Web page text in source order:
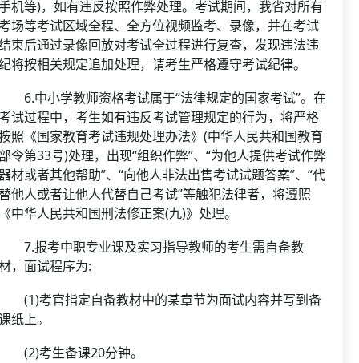
机等)，如有违反按照作弊处理。考试期间，我省对所有
场等考试区域全程、全方位视频监考、录像，并在考试
束后通过录像回放对考试全过程进行复查，发现违法违
将按相关规定追加处理，请考生严格遵守考试纪律。
中小学教师资格考试属于“法律规定的国家考试”。在
试过程中，考生如有违反考试管理规定的行为，将严格
照《国家教育考试违规处理办法》(中华人民共和国教育
令第33号)处理，出现“组织作弊”、“为他人提供考试作弊
材或者其他帮助”、“向他人非法出售考试试题答案”、“代
他人或者让他人代替自己考试”等触犯法律者，将遵照
中华人民共和国刑法修正案(九)》处理。
报考中职专业课及实习指导教师的考生需自备教
，面试程序为:
考官指定自备教材中的某章节为面试内容并写到备
纸上。
考生备课20分钟。